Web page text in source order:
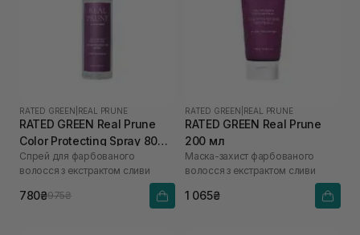
RATED GREEN REAL PRUNE
RATED GREEN Real Prune
Color Protecting Spray 80
мл
Спрей для фарбованого
волосся з екстрактом сливи
780₴975₴
RATED GREEN REAL PRUNE
RATED GREEN Real Prune
200 мл
Маска-захист фарбованого
волосся з екстрактом сливи
1 065₴